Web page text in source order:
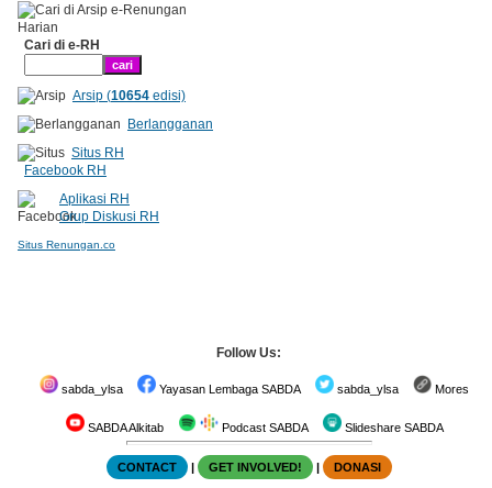
Cari di e-RH
Arsip (10654edisi)
Berlangganan
Situs RH
Facebook RH
Aplikasi RH
Grup Diskusi RH
Situs Renungan.co
Follow Us:
sabda_ylsa Yayasan Lembaga SABDA sabda_ylsa Mores
SABDA Alkitab Podcast SABDA Slideshare SABDA
CONTACT | GET INVOLVED! | DONASI